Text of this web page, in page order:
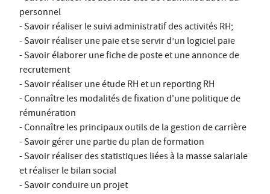
personnel
- Savoir réaliser le suivi administratif des activités RH;
- Savoir réaliser une paie et se servir d’un logiciel paie
- Savoir élaborer une fiche de poste et une annonce de
recrutement
- Savoir réaliser une étude RH et un reporting RH
- Connaître les modalités de fixation d'une politique de
rémunération
- Connaître les principaux outils de la gestion de carrière
- Savoir gérer une partie du plan de formation
- Savoir réaliser des statistiques liées à la masse salariale
et réaliser le bilan social
- Savoir conduire un projet